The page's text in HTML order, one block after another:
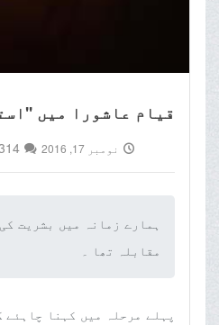
قیام عاشورا میں
نومبر 17, 2016
ہمارے زمانہ میں بشریت
مقابلہ تھا ۔‌
پہلے مرحلہ میں کہنا